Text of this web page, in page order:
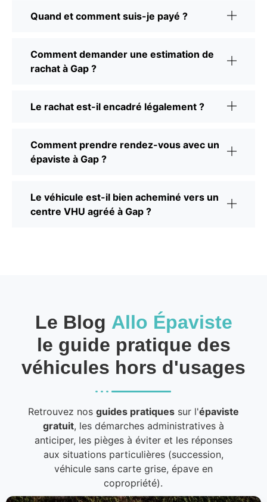
Quand et comment suis-je payé ?
Comment demander une estimation de
rachat à Gap ?
Le rachat est-il encadré légalement ?
Comment prendre rendez-vous avec un
épaviste à Gap ?
Le véhicule est-il bien acheminé vers un
centre VHU agréé à Gap ?
Le Blog Allo Épaviste
le guide pratique des
véhicules hors d'usages
Retrouvez nos guides pratiquessur l'épaviste
gratuit, les démarches administratives à
anticiper, les pièges à éviter et les réponses
aux situations particulières (succession,
véhicule sans carte grise, épave en
copropriété).